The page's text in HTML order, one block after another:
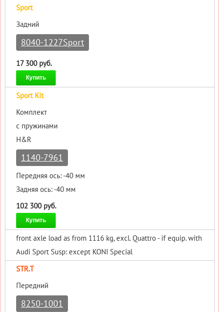
Sport
Задний
8040-1227Sport
17 300 руб.
Купить
Sport Kit
Комплект
с пружинами
H&R
1140-7961
Передняя ось: -40 мм
Задняя ось: -40 мм
102 300 руб.
Купить
front axle load as from 1116 kg, excl. Quattro - if equip. with
Audi Sport Susp: except KONI Special
STR.T
Передний
8250-1001